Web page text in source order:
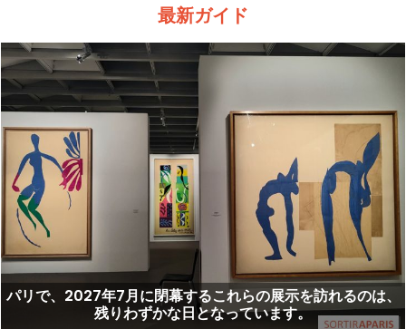
最新ガイド
パリで、2027年7月に閉幕するこれらの展示を訪れるのは、
残りわずかな日となっています。